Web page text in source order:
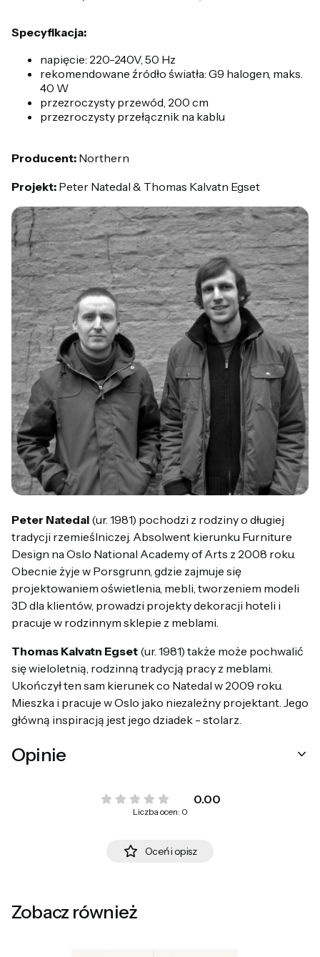
Specyfikacja:
napięcie: 220-240V, 50 Hz
rekomendowane źródło światła: G9 halogen, maks.
40 W
przezroczysty przewód, 200 cm
przezroczysty przełącznik na kablu
Producent: Northern
Projekt: Peter Natedal & Thomas Kalvatn Egset
Peter Natedal (ur. 1981) pochodzi z rodziny o długiej
tradycji rzemieślniczej. Absolwent kierunku Furniture
Design na Oslo National Academy of Arts z 2008 roku.
Obecnie żyje w Porsgrunn, gdzie zajmuje się
projektowaniem oświetlenia, mebli, tworzeniem modeli
3D dla klientów, prowadzi projekty dekoracji hoteli i
pracuje w rodzinnym sklepie z meblami.
Thomas Kalvatn Egset (ur. 1981) także może pochwalić
się wieloletnią, rodzinną tradycją pracy z meblami.
Ukończył ten sam kierunek co Natedal w 2009 roku.
Mieszka i pracuje w Oslo jako niezależny projektant. Jego
główną inspiracją jest jego dziadek - stolarz.
Opinie
0.00
Liczba ocen: 0
Oceń i opisz
Zobacz również